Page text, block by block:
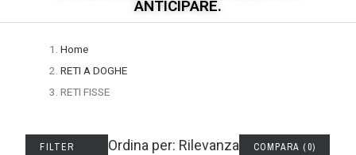
ANTICIPARE.
Home
RETI A DOGHE
RETI FISSE
FILTER Ordina per: Rilevanza COMPARA (0)